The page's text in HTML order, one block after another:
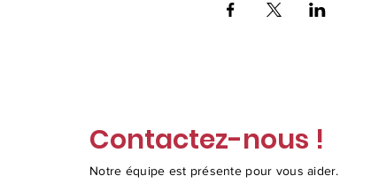
Contactez-nous !
Notre équipe est présente pour vous aider.